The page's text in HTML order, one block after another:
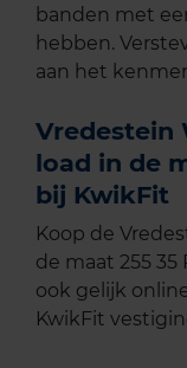
banden met
hebben.
aan het
Vredestein
load in de
bij KwikFit
Koop de
de maat 255
ook gelijk
KwikFit